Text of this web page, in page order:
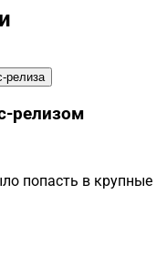
релиза
релизом
попасть в крупные